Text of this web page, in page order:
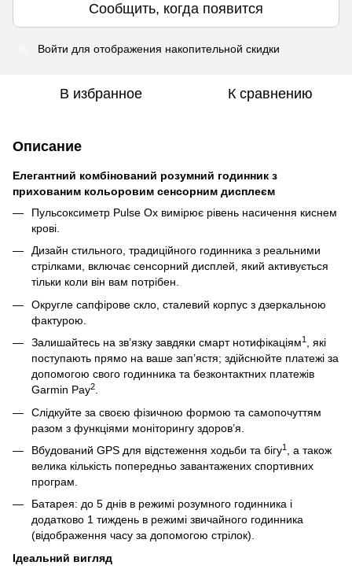
Сообщить, когда появится
Войти для отображения накопительной скидки
В избранное К сравнению
Описание
Елегантний комбінований розумний годинник з
прихованим кольоровим сенсорним дисплеєм
Пульсоксиметр Pulse Ox вимірює рівень насичення киснем
крові.
Дизайн стильного, традиційного годинника з реальними
стрілками, включає сенсорний дисплей, який активується
тільки коли він вам потрібен.
Округле сапфірове скло, сталевий корпус з дзеркальною
фактурою.
Залишайтесь на зв’язку завдяки смарт нотифікаціям1
, які
поступають прямо на ваше зап’ястя; здійснюйте платежі за
допомогою свого годинника та безконтактних платежів
Garmin Pay2
Слідкуйте за своєю фізичною формою та самопочуттям
разом з функціями моніторингу здоров’я.
Вбудований GPS для відстеження ходьби та бігу1
, а також
велика кількість попередньо завантажених спортивних
програм.
Батарея: до 5 днів в режимі розумного годинника і
додатково 1 тиждень в режимі звичайного годинника
(відображення часу за допомогою стрілок).
Ідеальний вигляд